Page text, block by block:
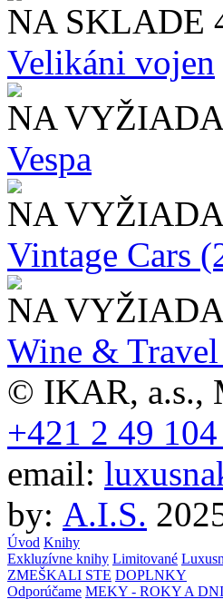
NA SKLADE
Velikáni vojen
NA
Vespa
NA
Vintage Cars
NA
Wine &
© IKAR, a.s.,
+421 2 49
email:
by: A.I.S.
Úvod Knihy
Exkluzívne knihy Limitované
ZMEŠKALI STE DOPLNKY
Odporúčame MEKY - ROKY A DNI